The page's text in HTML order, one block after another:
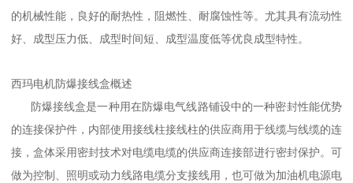
的机械性能，良好的耐热性，阻燃性、耐腐蚀性等。尤其具有流动性
好、成型压力低、成型时间短、成型温度低等优良成型特性。
西玛电机防爆接线盒概述
防爆接线盒是一种用在防爆电气线路铺设中的一种密封性能优势
的连接保护件，内部使用接线柱接线柱的供应商用于线缆与线缆的连
接，盒体采用密封技术对电缆电缆的供应商连接部进行密封保护。可
做为控制、照明或动力线路电缆分支接线用，也可做为加油机电源电